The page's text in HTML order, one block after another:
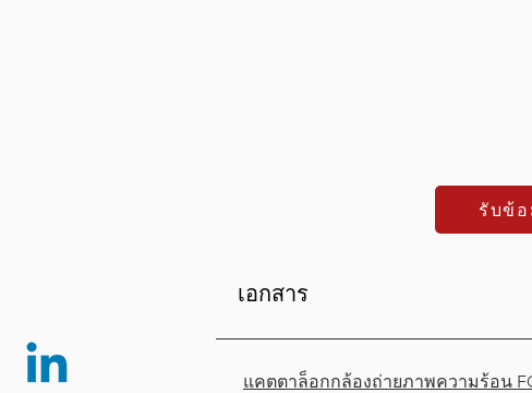
รับข้อ
เอกสาร
แคตตาล็อกกล้องถ่ายภาพความร้อน